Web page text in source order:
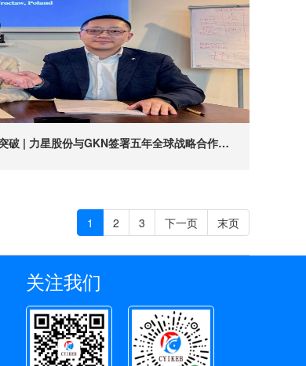
全球化布局再突破 | 力星股份与GKN签署五年全球战略合作协议
1 2 3 下一页 末页
关注我们